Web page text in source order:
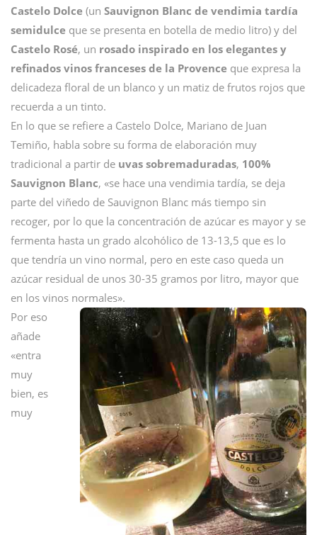
Castelo Dolce (un Sauvignon Blanc de vendimia tardía
semidulce que se presenta en botella de medio litro) y del
Castelo Rosé, un rosado inspirado en los elegantes y
refinados vinos franceses de la Provence que expresa la
delicadeza floral de un blanco y un matiz de frutos rojos que
recuerda a un tinto.
En lo que se refiere a Castelo Dolce, Mariano de Juan
Temiño, habla sobre su forma de elaboración muy
tradicional a partir de uvas sobremaduradas, 100%
Sauvignon Blanc, «se hace una vendimia tardía, se deja
parte del viñedo de Sauvignon Blanc más tiempo sin
recoger, por lo que la concentración de azúcar es mayor y se
fermenta hasta un grado alcohólico de 13-13,5 que es lo
que tendría un vino normal, pero en este caso queda un
azúcar residual de unos 30-35 gramos por litro, mayor que
en los vinos normales».
Por eso
añade
«entra
muy
bien, es
muy